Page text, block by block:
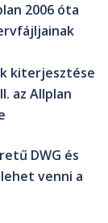
2006 óta
kiterjesztése
az Allplan
DWG és
venni a